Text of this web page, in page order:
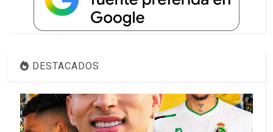
DESTACADOS